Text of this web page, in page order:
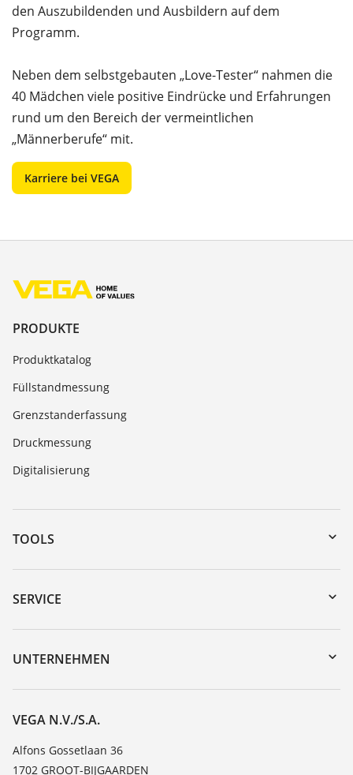
den Auszubildenden und Ausbildern auf dem
Programm.
Neben dem selbstgebauten „Love-Tester“ nahmen die
40 Mädchen viele positive Eindrücke und Erfahrungen
rund um den Bereich der vermeintlichen
„Männerberufe“ mit.
Karriere bei VEGA
PRODUKTE
Produktkatalog
Füllstandmessung
Grenzstanderfassung
Druckmessung
Digitalisierung
TOOLS
Download-Center
Gerätesuche (Seriennummer)
DTM Collection/PACTware
SERVICE
Geräterücksendung
Trainings
Beständigkeitsliste
TeamViewer
UNTERNEHMEN
Über VEGA
Kontakt
News
Presse
VEGA N.V./S.A.
Alfons Gossetlaan 36
1702 GROOT-BIJGAARDEN